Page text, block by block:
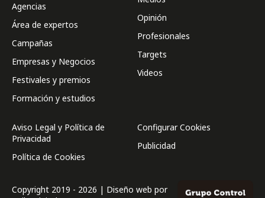
Agencias
Área de expertos
Campañas
Empresas y Negocios
Festivales y premios
Formación y estudios
Opinión
Profesionales
Targets
Videos
Aviso Legal y Política de
Privacidad
Política de Cookies
Configurar Cookies
Publicidad
Copyright 2019 - 2026 | Diseño web por